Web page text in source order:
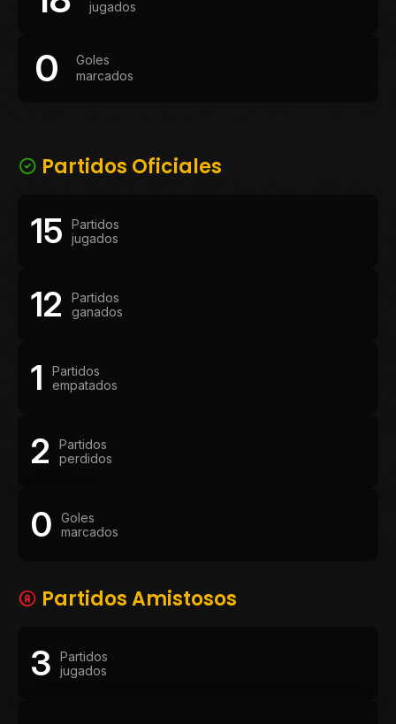
jugados
0
Goles
marcados
Partidos Oficiales
15
Partidos
jugados
12
Partidos
ganados
1
Partidos
empatados
2
Partidos
perdidos
0
Goles
marcados
Partidos Amistosos
3
Partidos
jugados